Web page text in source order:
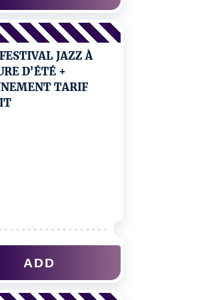
JAZZ À
D'ÉTÉ +
TARIF
ADD